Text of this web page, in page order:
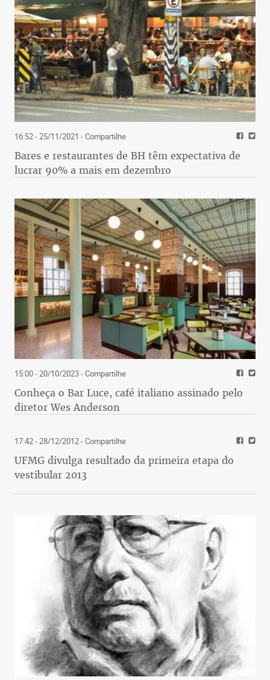
16:52 - 25/11/2021 - Compartilhe
Bares e restaurantes de BH têm expectativa de
lucrar 90% a mais em dezembro
15:00 - 20/10/2023- Compartilhe
Conheça o Bar Luce, café italiano assinado pelo
diretor Wes Anderson
17:42 - 28/12/2012- Compartilhe
UFMG divulga resultado da primeira etapa do
vestibular 2013